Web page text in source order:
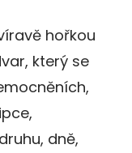
hořkou
který se
dně,